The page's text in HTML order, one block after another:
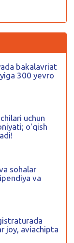
bakalavriat
300 yevro
uchun
oʻqish
sohalar
va
joy, aviachipta